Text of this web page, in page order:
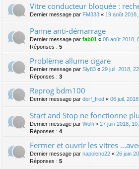
Vitre conducteur bloquée :
Dernier message par FM333 « 19 août
Panne anti-démarrage
Dernier message par fab01 « 08 août 2018,
Réponses : 5
Problème allume cigare
Dernier message par Sly83 « 29 juil. 2018,
Réponses : 3
Reprog bdm100
Dernier message par derf_fred « 06 juil.
Start and Stop ne fonctionne
Dernier message par Wolfi « 27 juin 2018,
Réponses : 4
Fermer et ouvrir les vitres
Dernier message par napoleno22 « 26 juin
Réponses : 5